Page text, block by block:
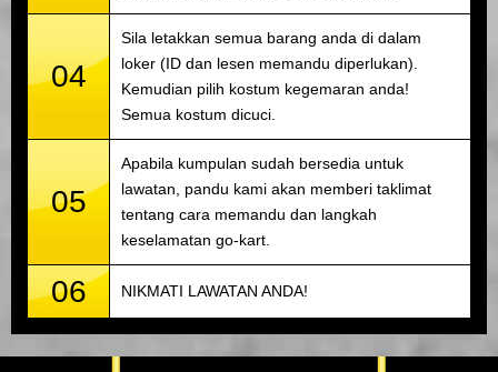
04
Sila letakkan semua barang anda di dalam
loker (ID dan lesen memandu diperlukan).
Kemudian pilih kostum kegemaran anda!
Semua kostum dicuci.
05
Apabila kumpulan sudah bersedia untuk
lawatan, pandu kami akan memberi taklimat
tentang cara memandu dan langkah
keselamatan go-kart.
06 NIKMATI LAWATAN ANDA!